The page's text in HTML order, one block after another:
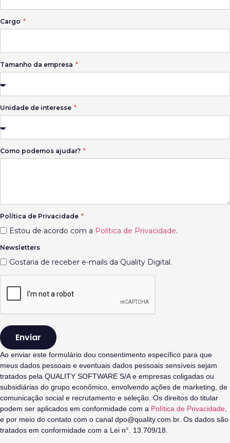
Cargo
Tamanho da empresa
Unidade de interesse
Como podemos ajudar?
Política de Privacidade
Estou de acordo com a Política de Privacidade.
Newsletters
Gostaria de receber e-mails da Quality Digital.
Enviar
Ao enviar este formulário dou consentimento específico para que
meus dados pessoais e eventuais dados pessoais sensíveis sejam
tratados pela QUALITY SOFTWARE S/A e empresas coligadas ou
subsidiárias do grupo econômico, envolvendo ações de marketing, de
comunicação social e recrutamento e seleção. Os direitos do titular
podem ser aplicados em conformidade com a Política de Privacidade,
e por meio do contato com o canal dpo@quality.com.br. Os dados são
tratados em conformidade com a Lei n°. 13.709/18.